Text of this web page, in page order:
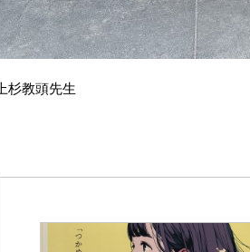
上杉教頭先生 門田